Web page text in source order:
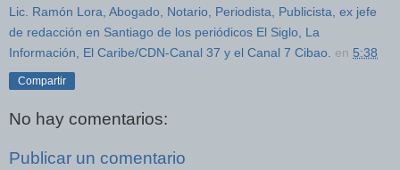
Lic. Ramón Lora, Abogado, Notario, Periodista, Publicista, ex jefe
de redacción en Santiago de los periódicos El Siglo, La
Información, El Caribe/CDN-Canal 37 y el Canal 7 Cibao. en 5:38
Compartir
No hay comentarios:
Publicar un comentario